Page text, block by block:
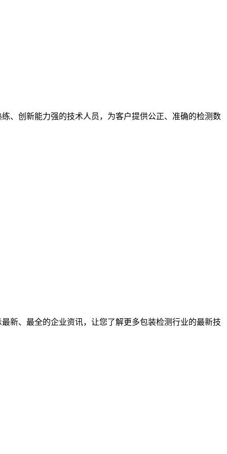
、创新能力强的技术人员，为客户提供公正、准确的检测数
新、最全的企业资讯，让您了解更多包装检测行业的最新技